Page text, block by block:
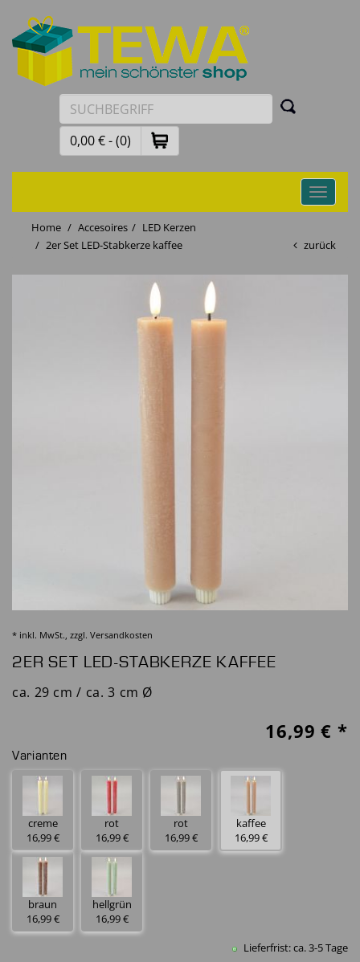
0,00 € - (0)
Toggle
Home
Accesoires
LED Kerzen
2er Set LED-Stabkerze kaffee
zurück
* inkl. MwSt., zzgl. Versandkosten
2ER SET LED-STABKERZE KAFFEE
ca. 29 cm / ca. 3 cm Ø
16,99 € *
Varianten
creme
16,99 €
rot
16,99 €
rot
16,99 €
kaffee
16,99 €
braun
16,99 €
hellgrün
16,99 €
Lieferfrist: ca. 3-5 Tage